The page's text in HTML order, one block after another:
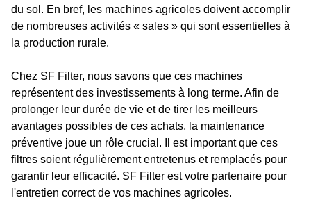
du sol. En bref, les machines agricoles doivent accomplir
de nombreuses activités « sales » qui sont essentielles à
la production rurale.
Chez SF Filter, nous savons que ces machines
représentent des investissements à long terme. Afin de
prolonger leur durée de vie et de tirer les meilleurs
avantages possibles de ces achats, la maintenance
préventive joue un rôle crucial. Il est important que ces
filtres soient régulièrement entretenus et remplacés pour
garantir leur efficacité. SF Filter est votre partenaire pour
l'entretien correct de vos machines agricoles.